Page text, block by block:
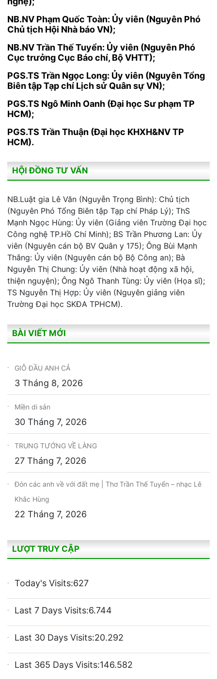
NB.NV Phạm Quốc Toàn: Ủy viên (Nguyên Phó
Chủ tịch Hội Nhà báo VN);
NB.NV Trần Thế Tuyển: Ủy viên (Nguyên Phó
Cục trưởng Cục Báo chí, Bộ VHTT);
PGS.TS Trần Ngọc Long: Ủy viên (Nguyên Tổng
Biên tập Tạp chí Lịch sử Quân sự VN);
PGS.TS Ngô Minh Oanh (Đại học Sư phạm TP
HCM);
PGS.TS Trần Thuận (Đại học KHXH&NV TP
HCM).
HỘI ĐỒNG TƯ VẤN
NB.Luật gia Lê Văn (Nguyễn Trọng Bình): Chủ tịch
(Nguyên Phó Tổng Biên tập Tạp chí Pháp Lý); ThS
Mạnh Ngọc Hùng: Ủy viên (Giảng viên Trường Đại học
Công nghệ TP.Hồ Chí Minh); BS Trần Phương Lan: Ủy
viên (Nguyên cán bộ BV Quân y 175); Ông Bùi Mạnh
Thắng: Ủy viên (Nguyên cán bộ Bộ Công an); Bà
Nguyễn Thị Chung: Ủy viên (Nhà hoạt động xã hội,
thiện nguyện); Ông Ngô Thanh Tùng: Ủy viên (Họa sĩ);
TS Nguyễn Thị Hợp: Ủy viên (Nguyên giảng viên
Trường Đại học SKĐA TPHCM).
BÀI VIẾT MỚI
GIỖ ĐẦU ANH CẢ
3 Tháng 8, 2026
Miền di sản
30 Tháng 7, 2026
TRUNG TƯỚNG VỀ LÀNG
27 Tháng 7, 2026
Đón các anh về với đất mẹ | Thơ Trần Thế Tuyển – nhạc Lê
Khắc Hùng
22 Tháng 7, 2026
LƯỢT TRUY CẬP
Today's Visits:627
Last 7 Days Visits:6.744
Last 30 Days Visits:20.292
Last 365 Days Visits:146.582